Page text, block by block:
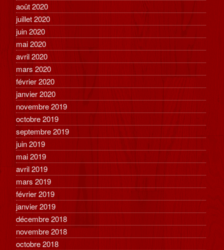
août 2020
juillet 2020
juin 2020
mai 2020
avril 2020
mars 2020
février 2020
janvier 2020
novembre 2019
octobre 2019
septembre 2019
juin 2019
mai 2019
avril 2019
mars 2019
février 2019
janvier 2019
décembre 2018
novembre 2018
octobre 2018